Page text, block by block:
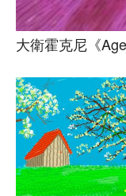
大衛霍克尼《